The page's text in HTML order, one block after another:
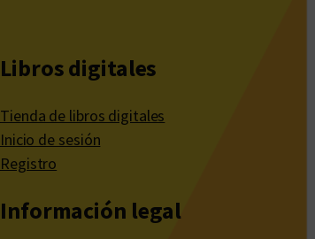
Libros digitales
Tienda de libros digitales
Inicio de sesión
Registro
Información legal